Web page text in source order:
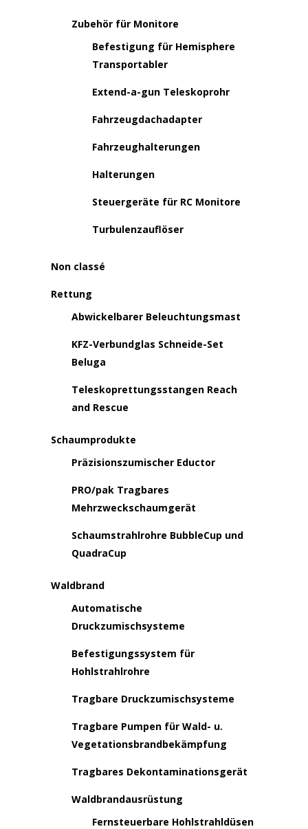
Zubehör für Monitore
Befestigung für Hemisphere
Transportabler
Extend-a-gun Teleskoprohr
Fahrzeugdachadapter
Fahrzeughalterungen
Halterungen
Steuergeräte für RC Monitore
Turbulenzauflöser
Non classé
Rettung
Abwickelbarer Beleuchtungsmast
KFZ-Verbundglas Schneide-Set
Beluga
Teleskoprettungsstangen Reach
and Rescue
Schaumprodukte
Präzisionszumischer Eductor
PRO/pak Tragbares
Mehrzweckschaumgerät
Schaumstrahlrohre BubbleCup und
QuadraCup
Waldbrand
Automatische
Druckzumischsysteme
Befestigungssystem für
Hohlstrahlrohre
Tragbare Druckzumischsysteme
Tragbare Pumpen für Wald- u.
Vegetationsbrandbekämpfung
Tragbares Dekontaminationsgerät
Waldbrandausrüstung
Fernsteuerbare Hohlstrahldüsen